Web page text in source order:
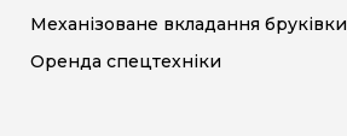
Механізоване вкладання бруківки
Оренда спецтехніки